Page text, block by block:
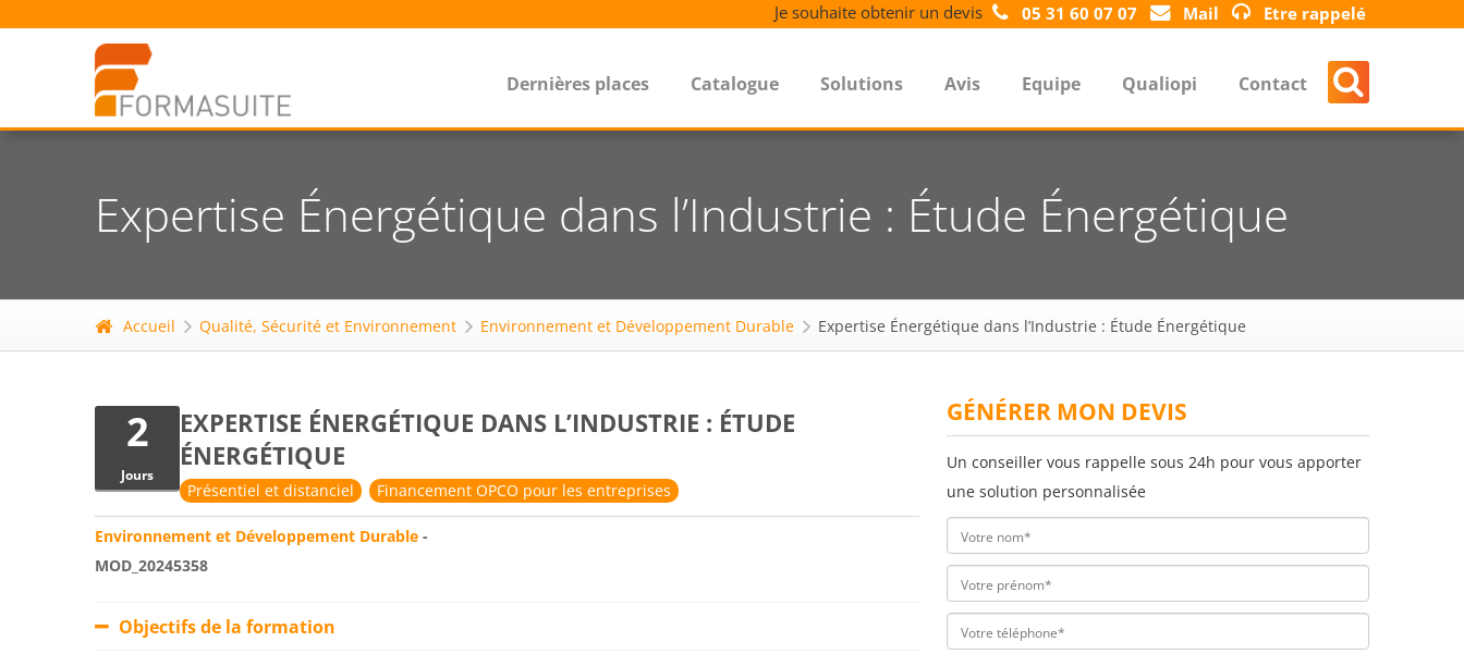
Je souhaite obtenir un devis 05 31 60 07 07 Mail Etre rappelé
Dernières places Catalogue Solutions Avis Equipe Qualiopi Contact
Expertise Énergétique dans l’Industrie : Étude Énergétique
Accueil Qualité, Sécurité et Environnement Environnement et Développement Durable Expertise Énergétique dans l’Industrie : Étude Énergétique
2
Jours
EXPERTISE ÉNERGÉTIQUE DANS L’INDUSTRIE : ÉTUDE
ÉNERGÉTIQUE
Présentiel et distanciel Financement OPCO pour les entreprises
Environnement et Développement Durable -
MOD_20245358
Objectifs de la formation
GÉNÉRER MON DEVIS
Un conseiller vous rappelle sous 24h pour vous apporter
une solution personnalisée